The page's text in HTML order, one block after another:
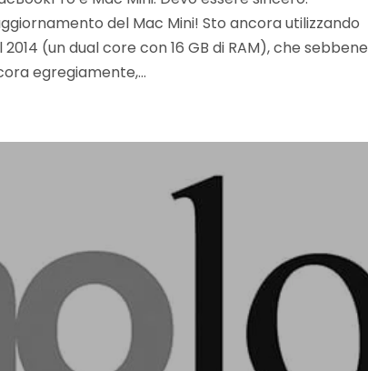
del Mac Mini! Sto ancora utilizzando
(un dual core con 16 GB di RAM), che sebbene
egregiamente,…